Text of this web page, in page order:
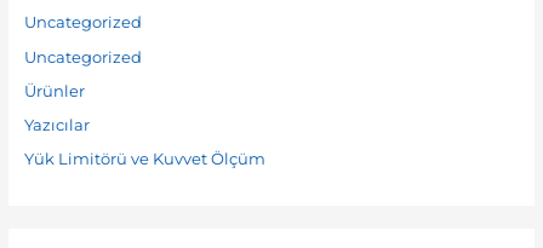
Uncategorized
Uncategorized
Ürünler
Yazıcılar
Yük Limitörü ve Kuvvet Ölçüm